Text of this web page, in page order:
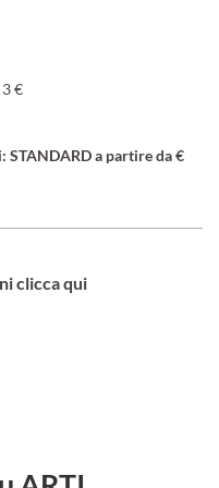
€
STANDARD a partire da €
clicca qui